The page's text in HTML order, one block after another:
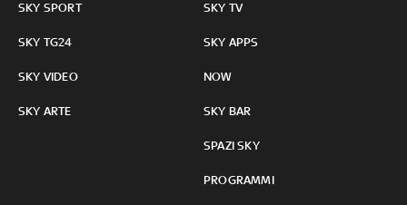
SKY SPORT
SKY TG24
SKY VIDEO
SKY ARTE
SKY TV
SKY APPS
NOW
SKY BAR
SPAZI SKY
PROGRAMMI